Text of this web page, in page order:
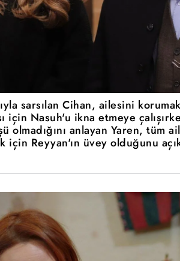
sarsılan Cihan, ailesini
için Nasuh'u ikna etmeye
olmadığını anlayan Yaren, tüm
için Reyyan'ın üvey olduğunu